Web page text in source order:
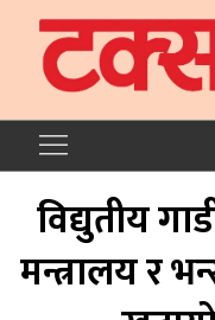
विद्युतीय
मन्त्रालय र